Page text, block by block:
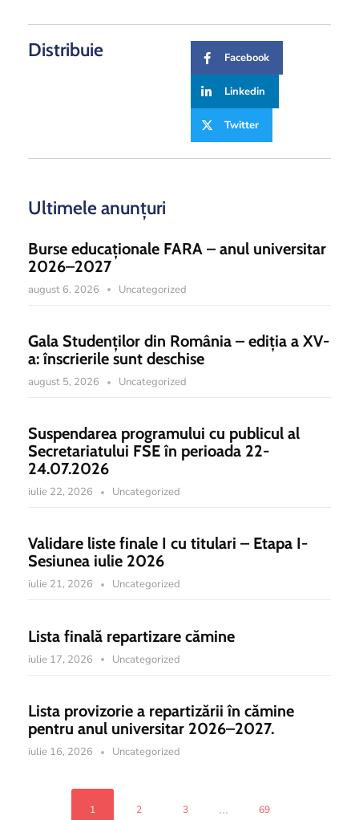
Distribuie Facebook
Linkedin
Twitter
Ultimele anunțuri
Burse educaționale FARA – anul universitar
2026–2027
august 6, 2026 Uncategorized
Gala Studenților din România – ediția a XV-
a: înscrierile sunt deschise
august 5, 2026 Uncategorized
Suspendarea programului cu publicul al
Secretariatului FSE în perioada 22-
24.07.2026
iulie 22, 2026 Uncategorized
Validare liste finale I cu titulari – Etapa I-
Sesiunea iulie 2026
iulie 21, 2026 Uncategorized
Lista finală repartizare cămine
iulie 17, 2026 Uncategorized
Lista provizorie a repartizării în cămine
pentru anul universitar 2026–2027.
iulie 16, 2026 Uncategorized
1 2 3 ... 69